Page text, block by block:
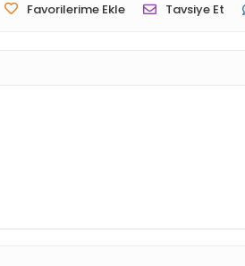
Favorilerime Ekle Tavsiye Et